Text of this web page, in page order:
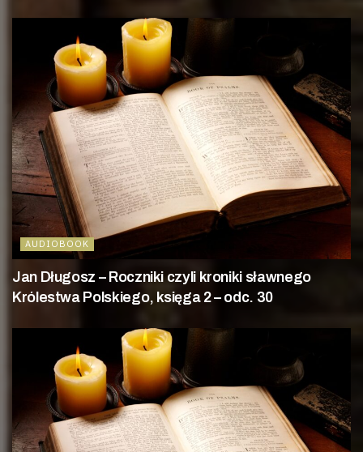
AUDIOBOOK
Jan Długosz – Roczniki czyli kroniki sławnego
Królestwa Polskiego, księga 2 – odc. 30